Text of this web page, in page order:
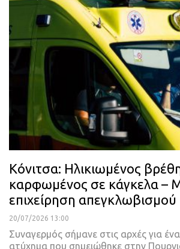
Κόνιτσα: Ηλικιωμένος
καρφωμένος σε κάγκελα –
επιχείρηση απεγκλωβισμού
20/07/2026 13:00
Συναγερμός σήμανε στις αρχές για
ατύχημα που σημειώθηκε στην